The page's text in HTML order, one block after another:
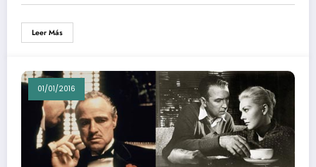
Leer Más
01/01/2016